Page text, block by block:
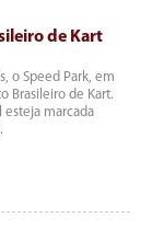
de Kart
o Speed Park, em
Brasileiro de Kart.
esteja marcada